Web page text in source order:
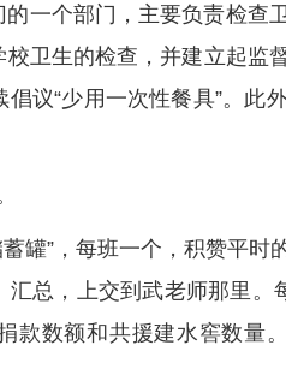
一个部门，主要负责检查
卫生的检查，并建立起监
议“少用一次性餐具”。此
罐”，每班一个，积赞平
总，上交到武老师那里
款数额和共援建水窖数量